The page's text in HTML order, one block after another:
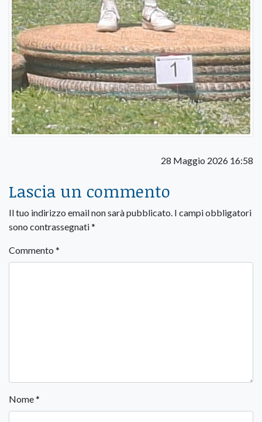
28 Maggio 2026 16:58
Lascia un commento
Il tuo indirizzo email non sarà pubblicato. I campi obbligatori
sono contrassegnati*
Commento *
Nome*